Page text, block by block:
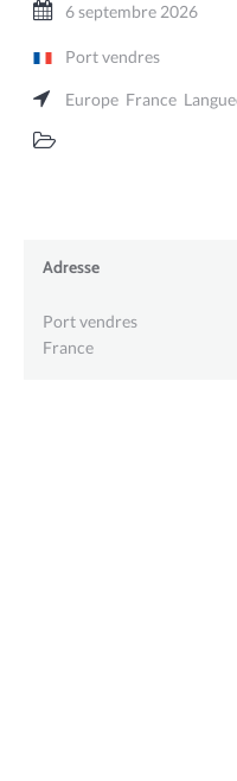
6 septembre 2026
Port vendres
Europe France
Adresse
Port vendres
France